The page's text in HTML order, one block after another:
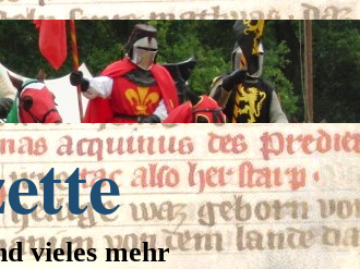
vieles mehr